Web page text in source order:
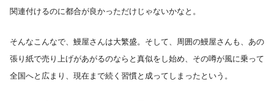
関連付けるのに都合が良かっただけじゃないかなと。
そんなこんなで、鰻屋さんは大繁盛。そして、周囲の鰻屋さんも、あの
張り紙で売り上げがあがるのならと真似をし始め、その噂が風に乗って
全国へと広まり、現在まで続く習慣と成ってしまったという。